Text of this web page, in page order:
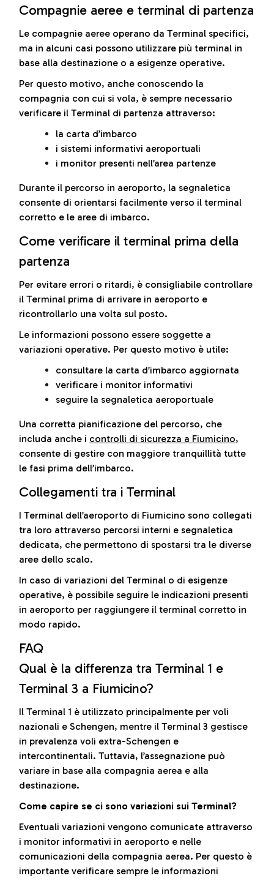
Compagnie aeree e terminal di partenza
Le compagnie aeree operano da Terminal specifici,
ma in alcuni casi possono utilizzare più terminal in
base alla destinazione o a esigenze operative.
Per questo motivo, anche conoscendo la
compagnia con cui si vola, è sempre necessario
verificare il Terminal di partenza attraverso:
la carta d’imbarco
i sistemi informativi aeroportuali
i monitor presenti nell’area partenze
Durante il percorso in aeroporto, la segnaletica
consente di orientarsi facilmente verso il terminal
corretto e le aree di imbarco.
Come verificare il terminal prima della
partenza
Per evitare errori o ritardi, è consigliabile controllare
il Terminal prima di arrivare in aeroporto e
ricontrollarlo una volta sul posto.
Le informazioni possono essere soggette a
variazioni operative. Per questo motivo è utile:
consultare la carta d’imbarco aggiornata
verificare i monitor informativi
seguire la segnaletica aeroportuale
Una corretta pianificazione del percorso, che
includa anche i controlli di sicurezza a Fiumicino,
consente di gestire con maggiore tranquillità tutte
le fasi prima dell’imbarco.
Collegamenti tra i Terminal
I Terminal dell’aeroporto di Fiumicino sono collegati
tra loro attraverso percorsi interni e segnaletica
dedicata, che permettono di spostarsi tra le diverse
aree dello scalo.
In caso di variazioni del Terminal o di esigenze
operative, è possibile seguire le indicazioni presenti
in aeroporto per raggiungere il terminal corretto in
modo rapido.
FAQ
Qual è la differenza tra Terminal 1 e
Terminal 3 a Fiumicino?
Il Terminal 1 è utilizzato principalmente per voli
nazionali e Schengen, mentre il Terminal 3 gestisce
in prevalenza voli extra-Schengen e
intercontinentali. Tuttavia, l’assegnazione può
variare in base alla compagnia aerea e alla
destinazione.
Come capire se ci sono variazioni sui Terminal?
Eventuali variazioni vengono comunicate attraverso
i monitor informativi in aeroporto e nelle
comunicazioni della compagnia aerea. Per questo è
importante verificare sempre le informazioni